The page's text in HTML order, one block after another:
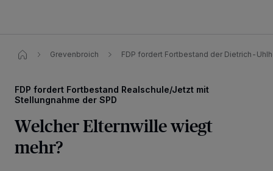
Grevenbroich FDP fordert Fortbestand der Dietrich-
FDP fordert Fortbestand Realschule/Jetzt mit
Stellungnahme der SPD
Welcher Elternwille wiegt
mehr?